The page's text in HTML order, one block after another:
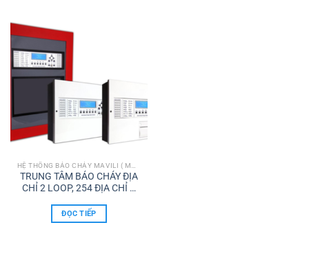
TRUNG TÂM BÁO CHÁY ĐỊA
CHỈ 2 LOOP, 254 ĐỊA CHỈ –
ĐỌC TIẾP